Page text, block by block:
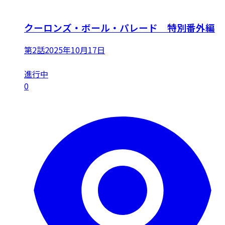
クーロンズ・ボール・パレード 特別番外編
第2話2025年10月17日
進行中
0